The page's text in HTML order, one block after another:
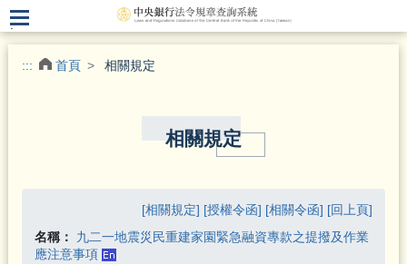
.
::: 首頁 相關規定
相關規定
[相關規定] [授權令函] [相關令函] [回上頁]
名稱：
九二一地震災民重建家園緊急融資專款之提撥及作業
應注意事項